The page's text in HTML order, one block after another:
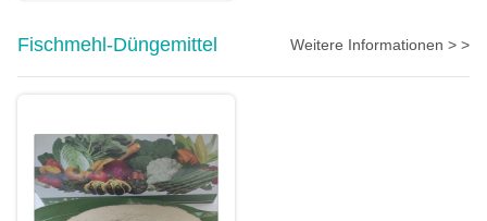
Fischmehl-Düngemittel Weitere Informationen > >